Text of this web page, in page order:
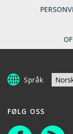
Språk
FØLG OSS